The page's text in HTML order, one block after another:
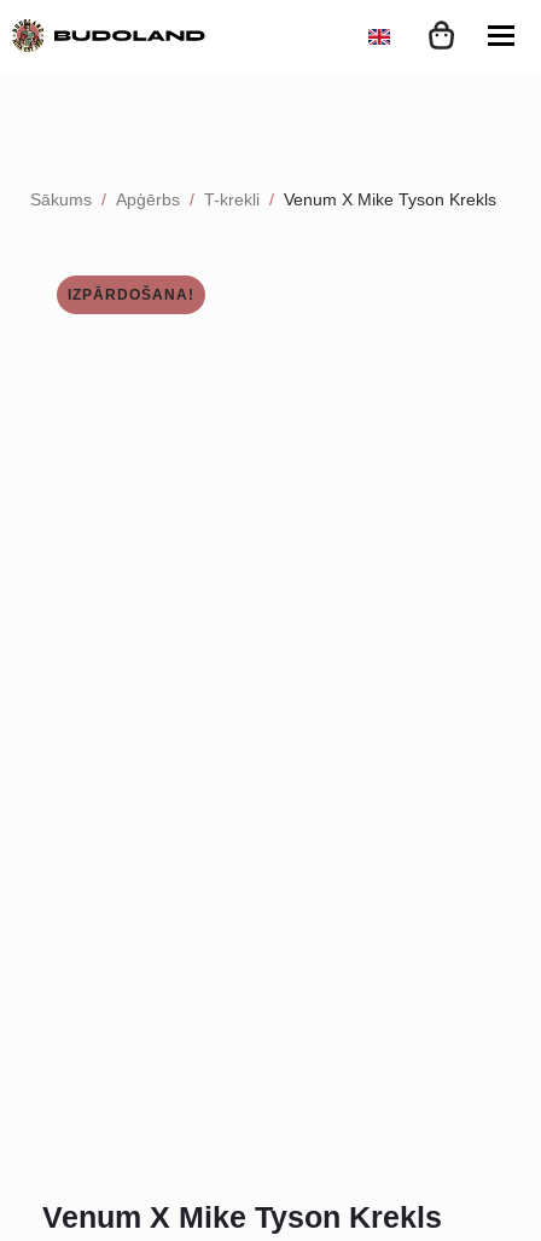
Sākums Apģērbs T-krekli Venum X Mike Tyson Krekls
IZPĀRDOŠANA!
Venum X Mike Tyson Krekls